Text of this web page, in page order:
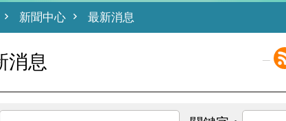
新聞中心 最新消息
消息